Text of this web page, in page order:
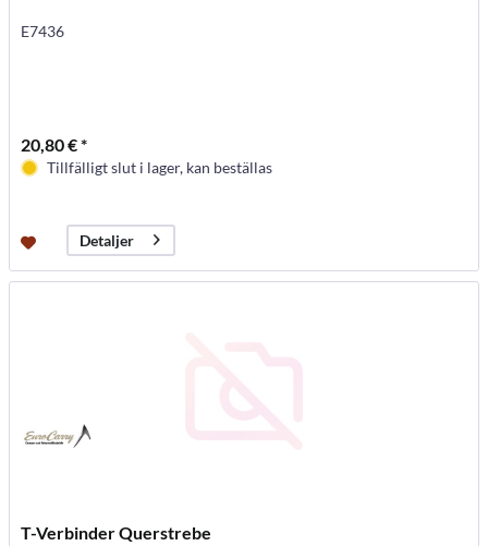
E7436
20,80 € *
Tillfälligt slut i lager, kan beställas
Detaljer
T-Verbinder Querstrebe